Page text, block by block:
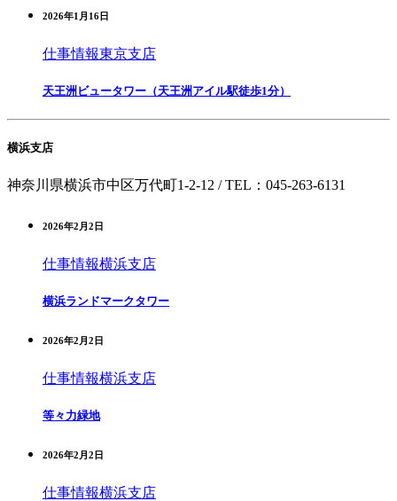
2026年1月16日
仕事情報東京支店
天王洲ビュータワー（天王洲アイル駅徒歩1分）
横浜支店
神奈川県横浜市中区万代町1-2-12 /TEL：045-263-6131
2026年2月2日
仕事情報横浜支店
横浜ランドマークタワー
2026年2月2日
仕事情報横浜支店
等々力緑地
2026年2月2日
仕事情報横浜支店